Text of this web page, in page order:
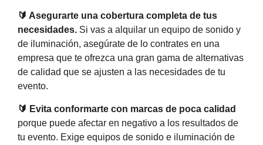
🔰 Asegurarte una cobertura completa de tus
necesidades. Si vas a alquilar un equipo de sonido y
de iluminación, asegúrate de lo contrates en una
empresa que te ofrezca una gran gama de alternativas
de calidad que se ajusten a las necesidades de tu
evento.
🔰 Evita conformarte con marcas de poca calidad
porque puede afectar en negativo a los resultados de
tu evento. Exige equipos de sonido e iluminación de